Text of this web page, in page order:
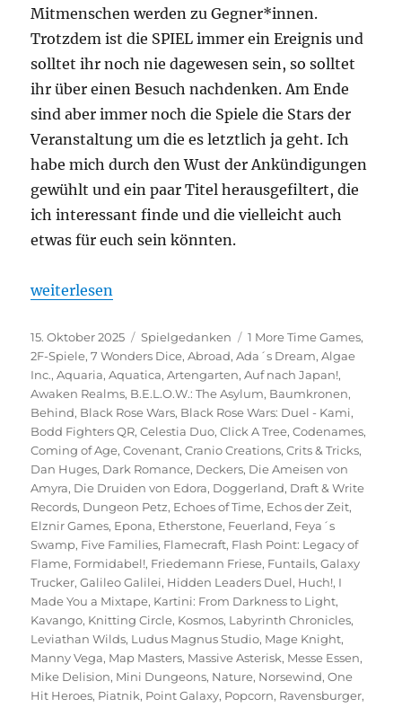
Mitmenschen werden zu Gegner*innen.
Trotzdem ist die SPIEL immer ein Ereignis und
solltet ihr noch nie dagewesen sein, so solltet
ihr über einen Besuch nachdenken. Am Ende
sind aber immer noch die Spiele die Stars der
Veranstaltung um die es letztlich ja geht. Ich
habe mich durch den Wust der Ankündigungen
gewühlt und ein paar Titel herausgefiltert, die
ich interessant finde und die vielleicht auch
etwas für euch sein könnten.
„Spiel 2025 – Eine Vorschau auf die
weiterlesen
Veröffentlicht
am
15. Oktober 2025 Kategorien
Spielgedanken Schlagwörter
1 More Time Games,
2F-Spiele,7 Wonders Dice,Abroad,Ada´s Dream,Algae
Inc.,Aquaria,Aquatica,Artengarten,Auf nach Japan!,
Awaken Realms, B.E.L.O.W.: The Asylum, Baumkronen,
Behind, Black Rose Wars, Black Rose Wars: Duel - Kami,
Bodd Fighters QR,Celestia Duo,Click A Tree,Codenames,
Coming of Age,Covenant,Cranio Creations,Crits & Tricks,
Dan Huges, Dark Romance, Deckers, Die Ameisen von
Amyra, Die Druiden von Edora, Doggerland, Draft & Write
Records, Dungeon Petz, Echoes of Time, Echos der Zeit,
Elznir Games, Epona, Etherstone, Feuerland, Feya´s
Swamp, Five Families, Flamecraft, Flash Point: Legacy of
Flame, Formidabel!, Friedemann Friese, Funtails,Galaxy
Trucker,Galileo Galilei, Hidden Leaders Duel, Huch!, I
Made You a Mixtape, Kartini: From Darkness to Light,
Kavango, Knitting Circle, Kosmos, Labyrinth Chronicles,
Leviathan Wilds, Ludus Magnus Studio, Mage Knight,
Manny Vega, Map Masters, Massive Asterisk, Messe Essen,
Mike Delision, Mini Dungeons, Nature, Norsewind,One
Hit Heroes, Piatnik, Point Galaxy, Popcorn, Ravensburger,